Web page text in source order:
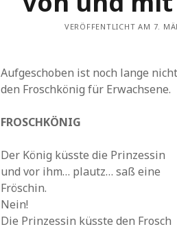
VERÖFFENTLICHT AM 7.
Aufgeschoben ist noch lange
den Froschkönig für Erwachsene.
FROSCHKÖNIG
Der König küsste die Prinzessin
und vor ihm… plautz… saß eine
Fröschin.
Nein!
Die Prinzessin küsste den Frosch